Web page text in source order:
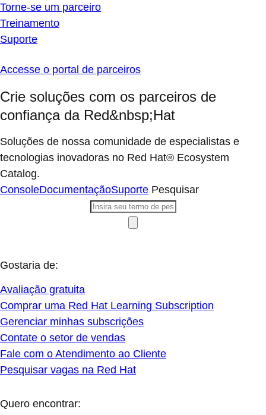
Torne-se um parceiro
Treinamento
Suporte
Accesse o portal de parceiros
Crie soluções com os parceiros de
confiança da Red&nbsp;Hat
Soluções de nossa comunidade de especialistas e
tecnologias inovadoras no Red Hat® Ecosystem
Catalog.
ConsoleDocumentaçãoSuporte Pesquisar
Gostaria de:
Avaliação gratuita
Comprar uma Red Hat Learning Subscription
Gerenciar minhas subscrições
Contate o setor de vendas
Fale com o Atendimento ao Cliente
Pesquisar vagas na Red Hat
Quero encontrar: